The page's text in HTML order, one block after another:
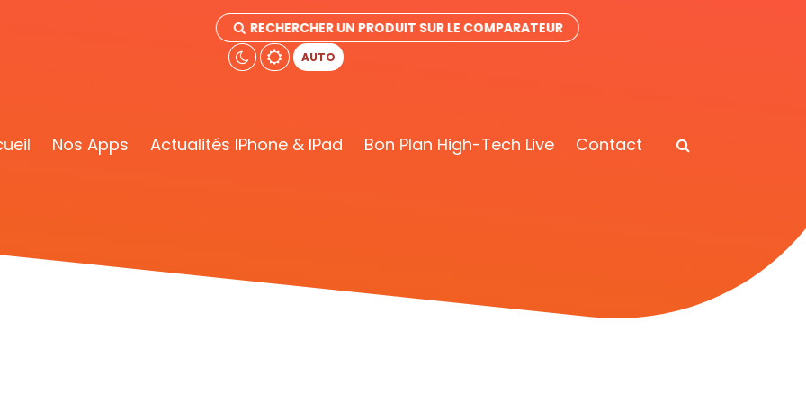
RECHERCHER UN PRODUIT SUR LE COMPARATEUR
AUTO
Nos Apps Actualités IPhone & IPad Bon Plan High-Tech Live Contact